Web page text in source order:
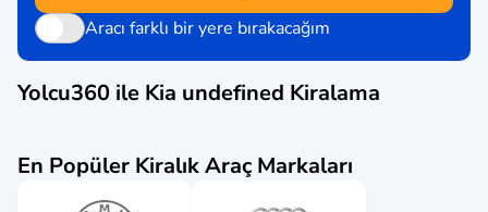
Aracı farklı bir yere bırakacağım
Yolcu360 ile Kia undefined Kiralama
En Popüler Kiralık Araç Markaları